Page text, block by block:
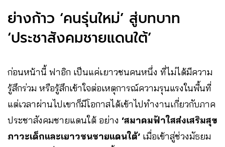
ย่างก้าว ‘คนรุ่นใหม่’ สู่บทบาท
‘ประชาสังคมชายแดนใต้’
ก่อนหน้านี้ ฟาอิก เป็นแค่เยาวชนคนหนึ่ง ที่ไม่ได้มีความ
รู้สึกร่วม หรือรู้สึกเข้าใจต่อเหตุการณ์ความรุนแรงในพื้นที่
แต่เวลาผ่านไปเขาก็มีโอกาสได้เข้าไปทำงานเกี่ยวกับภาค
ประชาสังคมชายแดนใต้ อย่าง ‘สมาคมฟ้าใสส่งเสริมสุข
ภาวะเด็กและเยาวชนชายแดนใต้’ เมื่อเข้าสู่ช่วงมัธยม